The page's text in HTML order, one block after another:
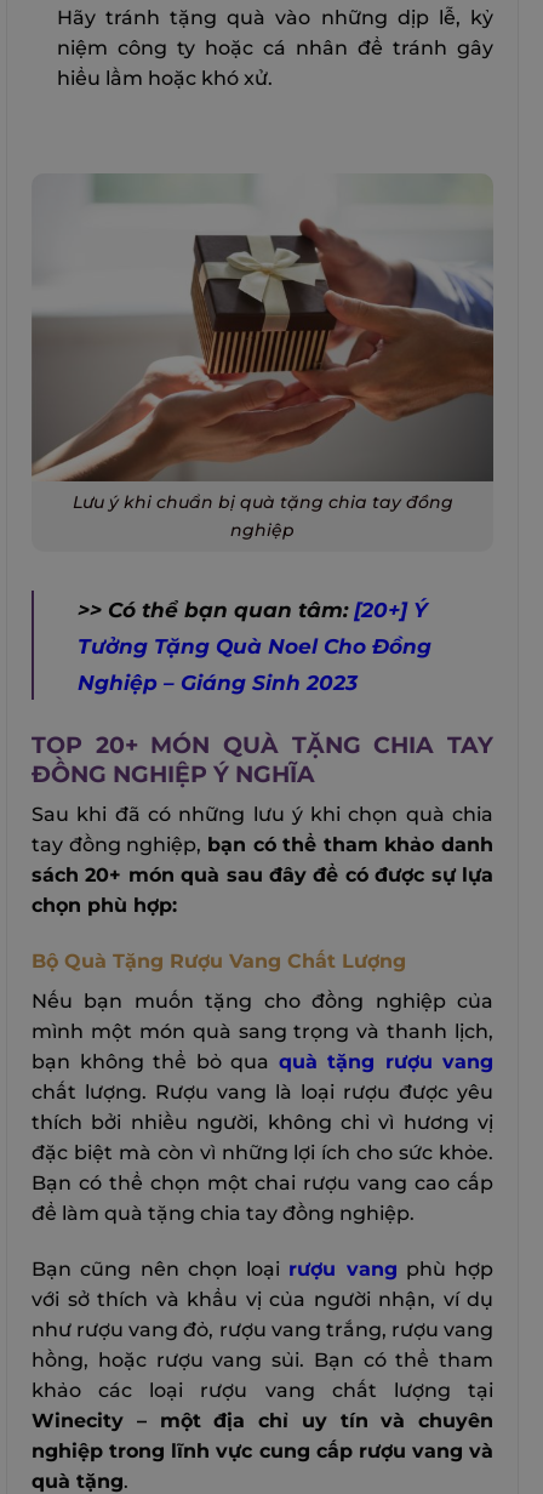
Hãy tránh tặng quà vào những dịp lễ, kỷ
niệm công ty hoặc cá nhân để tránh gây
hiểu lầm hoặc khó xử.
Lưu ý khi chuẩn bị quà tặng chia tay đồng
nghiệp
>> Có thể bạn quan tâm:[20+] Ý
Tưởng Tặng Quà Noel Cho Đồng
Nghiệp – Giáng Sinh 2023
TOP 20+ MÓN QUÀ TẶNG CHIA TAY
ĐỒNG NGHIỆP Ý NGHĨA
Sau khi đã có những lưu ý khi chọn quà chia
tay đồng nghiệp, bạn có thể tham khảo danh
sách 20+ món quà sau đây để có được sự lựa
chọn phù hợp:
Bộ Quà Tặng Rượu Vang Chất Lượng
Nếu bạn muốn tặng cho đồng nghiệp của
mình một món quà sang trọng và thanh lịch,
bạn không thể bỏ qua quà tặng rượu vang
chất lượng. Rượu vang là loại rượu được yêu
thích bởi nhiều người, không chỉ vì hương vị
đặc biệt mà còn vì những lợi ích cho sức khỏe.
Bạn có thể chọn một chai rượu vang cao cấp
để làm quà tặng chia tay đồng nghiệp.
Bạn cũng nên chọn loại rượu vang phù hợp
với sở thích và khẩu vị của người nhận, ví dụ
như rượu vang đỏ, rượu vang trắng, rượu vang
hồng, hoặc rượu vang sủi. Bạn có thể tham
khảo các loại rượu vang chất lượng tại
Winecity – một địa chỉ uy tín và chuyên
nghiệp trong lĩnh vực cung cấp rượu vang và
quà tặng.